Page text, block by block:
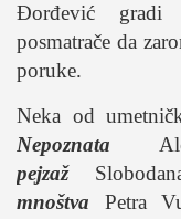
Đorđević
posmatrače da
poruke.
Neka od
Nepoznata
pejzaž
mnoštva Petra